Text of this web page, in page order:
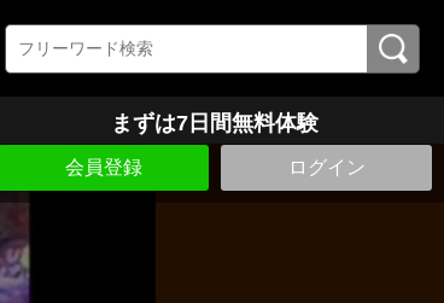
まずは7日間無料体験
会員登録 ログイン